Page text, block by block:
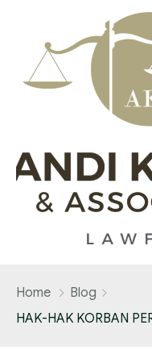
About Us
Home
Blog
HAK-HAK KORBAN